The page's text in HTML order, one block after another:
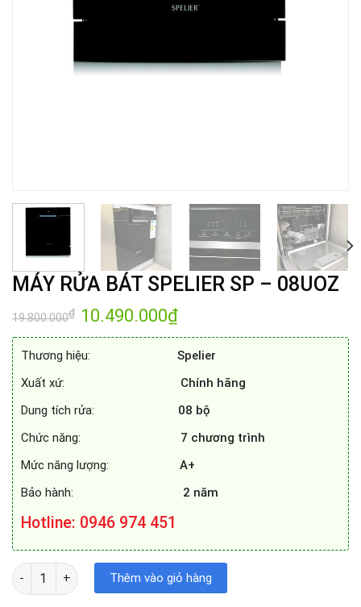
MÁY RỬA BÁT SPELIER SP – 08UOZ
19.800.000₫ Giá
gốc
là:
10.490.000₫Giá
tại
10.490.000₫.
Thương hiệu: Spelier
Xuất xứ: Chính hãng
Dung tích rửa: 08 bộ
Chức năng: 7 chương trình
Mức năng lượng: A+
Bảo hành:
2 năm
Hotline: 0946 974 451
MÁY RỬA BÁT SPELIER SP - 08UOZ số lượng
Thêm vào giỏ hàng